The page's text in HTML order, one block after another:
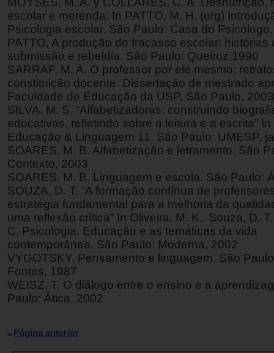
escolar e merenda. In PATTO, M. H. (org)
Psicologia escolar. São Paulo: Casa do
PATTO, A produção do fracasso escolar: histórias
submissão e rebeldia. São Paulo: Queiroz,1990
SARRAF, M. A. O professor por ele mesmo:
constituição docente. Dissertação de mestrado
Faculdade de Educação da USP, São Paulo,
SILVA, M. S. “Alfabetizadoras: construindo
educativas, refletindo sobre a leitura e a escrita”
Educação & Linguagem 11. São Paulo: UMESP,
SOARES, M. B. Alfabetização e letramento. São
Contexto, 2003
SOARES, M. B. Linguagem e escola. São Paulo:
SOUZA, D. T. “A formação contínua de
estratégia fundamental para a melhoria da
uma reflexão crítica” In Oliveira, M. K., Souza, D.
C. Psicologia, Educação e as temáticas da vida
contemporânea. São Paulo: Moderna, 2002
VYGOTSKY, Pensamento e linguagem. São
Fontes, 1987
WEISZ, T. O diálogo entre o ensino e a
Paulo: Ática, 2002
Página anterior